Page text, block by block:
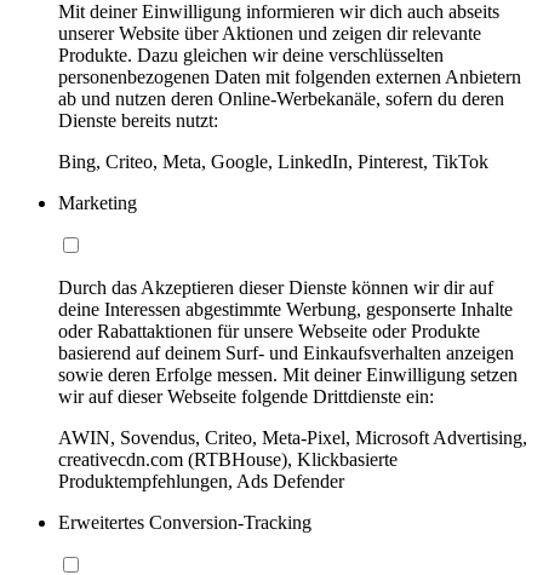
Mit deiner Einwilligung informieren wir dich auch abseits
unserer Website über Aktionen und zeigen dir relevante
Produkte. Dazu gleichen wir deine verschlüsselten
personenbezogenen Daten mit folgenden externen Anbietern
ab und nutzen deren Online-Werbekanäle, sofern du deren
Dienste bereits nutzt:
Bing, Criteo, Meta, Google, LinkedIn, Pinterest, TikTok
Marketing
Durch das Akzeptieren dieser Dienste können wir dir auf
deine Interessen abgestimmte Werbung, gesponserte Inhalte
oder Rabattaktionen für unsere Webseite oder Produkte
basierend auf deinem Surf- und Einkaufsverhalten anzeigen
sowie deren Erfolge messen. Mit deiner Einwilligung setzen
wir auf dieser Webseite folgende Drittdienste ein:
AWIN, Sovendus, Criteo, Meta-Pixel, Microsoft Advertising,
creativecdn.com (RTBHouse), Klickbasierte
Produktempfehlungen, Ads Defender
Erweitertes Conversion-Tracking